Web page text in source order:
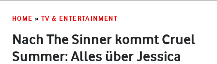
HOME » TV & ENTERTAINMENT
Nach The Sinner kommt Cruel
Summer: Alles über Jessica